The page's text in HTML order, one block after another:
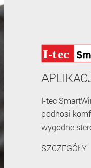
I-tec
podnosi
wygodne
SZCZEGÓŁY